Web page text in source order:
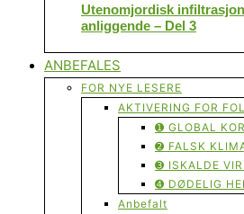
Utenomjordisk
anliggende – Del 3
ANBEFALES
FOR NYE LESERE
AKTIVERING FOR
➊ GLOBAL
➋ FALSK
➌ ISKALDE
➍ DØDELIG
Anbefalt